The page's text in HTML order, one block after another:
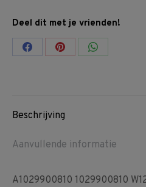
Deel dit met je vrienden!
Share Share Share
Beschrijving
Aanvullende informatie
A1029900810 1029900810